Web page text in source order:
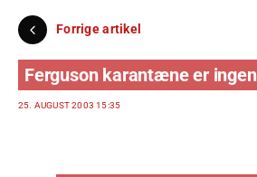
Forrige artikel
Ferguson karantæne er
25. AUGUST 2003 15:35